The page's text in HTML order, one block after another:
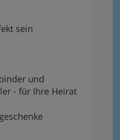
sein
und
- für Ihre Heirat